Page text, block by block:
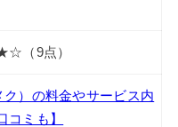
9点）
）の料金やサービス内
コミも】